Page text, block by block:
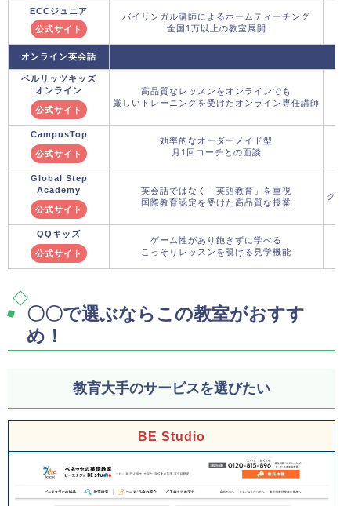
ECCジュニア
公式サイト
バイリンガル講師によるホームティーチング
全国1万以上の教室展開
オンライン英会話
ベルリッツキッズ
オンライン
公式サイト
高品質なレッスンをオンラインでも
厳しいトレーニングを受けたオンライン専任講師
CampusTop
公式サイト
効率的なオーダーメイド型
月1回コーチとの面談
Global Step
Academy
公式サイト
英会話ではなく「英語教育」を重視
国際教育認定を受けた高品質な授業
クー
QQキッズ
公式サイト
ゲーム性があり飽きずに学べる
こっそりレッスンを覗ける見学機能
〇〇で選ぶならこの教室がおすす
め！
教育大手のサービスを選びたい
BE Studio